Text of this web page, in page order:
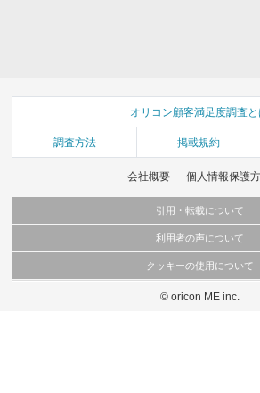
オリコン顧客満足度調査と
調査方法 掲載規約
会社概要 個人情報保護
引用・転載について
当サイトで公開されている情報（文字、写真、イラスト、
これらの情報を権利者の許可なく無断転載・複製などの二
利用者の声について
当サイトに掲載している内容はすべてサービスの利用者が
弊社の見解・ 意見ではないことをご理解いただいた上でご
クッキーの使用について
このサイトでは Cookie を使用して、ユーザーに合わせた
© oricon ME inc.